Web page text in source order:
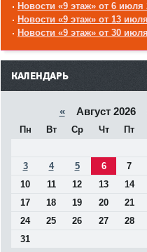
Новости «9 этаж» от 6 июля
Новости «9 этаж» от 13
Новости «9 этаж» от 30
------
КАЛЕНДАРЬ
«Август 2026
Пн Вт Ср Чт Пт
3
4 5 6 7
10
11 12 13 14
17
18 19 20 21
24
25 26 27 28
31